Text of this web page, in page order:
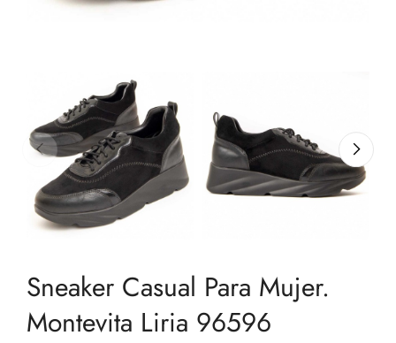
Sneaker Casual Para Mujer.
Montevita Liria 96596